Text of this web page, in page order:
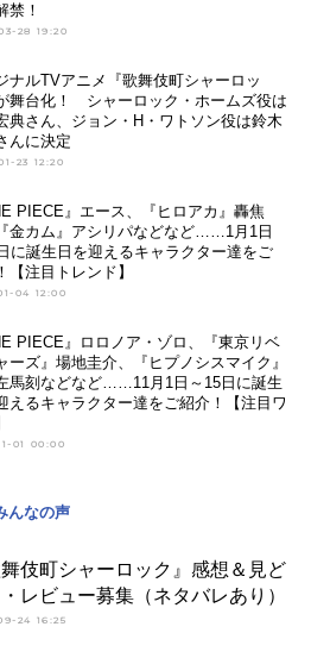
禁！
28 19:20
ナルTVアニメ『歌舞伎町シャーロッ
舞台化！ シャーロック・ホームズ役は
典さん、ジョン・H・ワトソン役は鈴木
んに決定
23 12:20
PIECE』エース、『ヒロアカ』轟焦
金カム』アシリパなどなど……1月1日
に誕生日を迎えるキャラクター達をご
【注目トレンド】
04 12:00
PIECE』ロロノア・ゾロ、『東京リベ
ーズ』場地圭介、『ヒプノシスマイク』
馬刻などなど……11月1日～15日に誕生
えるキャラクター達をご紹介！【注目ワ
01 00:00
んなの声
舞伎町シャーロック』感想＆見ど
レビュー募集（ネタバレあり）
24 16:25